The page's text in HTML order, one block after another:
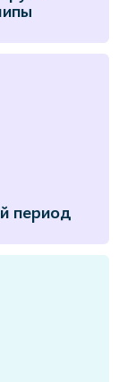
период